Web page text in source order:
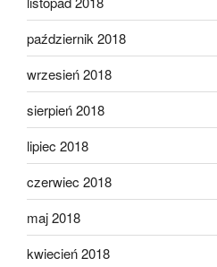
październik 2018
wrzesień 2018
sierpień 2018
lipiec 2018
czerwiec 2018
maj 2018
kwiecień 2018